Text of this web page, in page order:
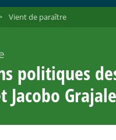
Vient de paraître
politiques
Jacobo